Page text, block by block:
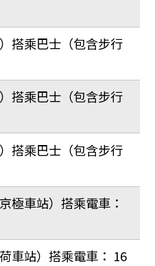
搭乘巴士（包含步行
搭乘巴士（包含步行
搭乘巴士（包含步行
極車站）搭乘電車：
車站）搭乘電車： 16